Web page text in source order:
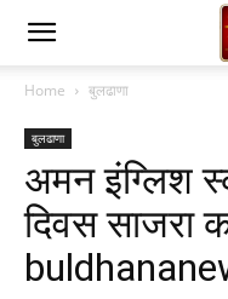
Home बुलढाणा
बुलढाणा
अमन इंग्लिश
दिवस साजरा